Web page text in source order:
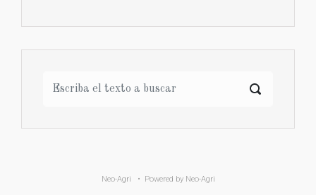
Neo-Agri • Powered by Neo-Agri